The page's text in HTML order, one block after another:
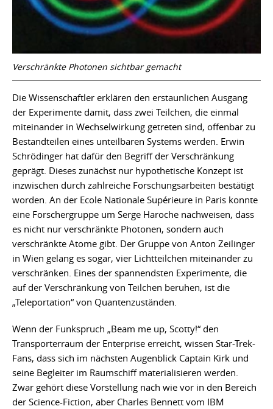
Verschränkte Photonen sichtbar gemacht
Die Wissenschaftler erklären den erstaunlichen Ausgang
der Experimente damit, dass zwei Teilchen, die einmal
miteinander in Wechselwirkung getreten sind, offenbar zu
Bestandteilen eines unteilbaren Systems werden. Erwin
Schrödinger hat dafür den Begriff der Verschränkung
geprägt. Dieses zunächst nur hypothetische Konzept ist
inzwischen durch zahlreiche Forschungsarbeiten bestätigt
worden. An der Ecole Nationale Supérieure in Paris konnte
eine Forschergruppe um Serge Haroche nachweisen, dass
es nicht nur verschränkte Photonen, sondern auch
verschränkte Atome gibt. Der Gruppe von Anton Zeilinger
in Wien gelang es sogar, vier Lichtteilchen miteinander zu
verschränken. Eines der spannendsten Experimente, die
auf der Verschränkung von Teilchen beruhen, ist die
„Teleportation“ von Quantenzuständen.
Wenn der Funkspruch „Beam me up, Scotty!“ den
Transporterraum der Enterprise erreicht, wissen Star-Trek-
Fans, dass sich im nächsten Augenblick Captain Kirk und
seine Begleiter im Raumschiff materialisieren werden.
Zwar gehört diese Vorstellung nach wie vor in den Bereich
der Science-Fiction, aber Charles Bennett vom IBM